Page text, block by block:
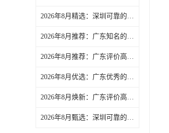
2026年8月精选：深圳可靠的NPS第三方测评/品牌第三方暗访评估服务综合推荐和选择指南
2026年8月推荐：广东知名的满意度调查调查/员工满意度调查服务热门盘点
2026年8月推荐：广东评价高的汽车售后神秘顾客/零售品牌神秘顾客服务实力盘点
2026年8月优选：广东优秀的渠道第三方督导/客户满意度第三方测评机构热门盘点
2026年8月焕新：广东评价高的入户满意度调查/医院满意度调查企业实力解析
2026年8月甄选：深圳可靠的渠道第三方督导/公共服务第三方评估企业盘点